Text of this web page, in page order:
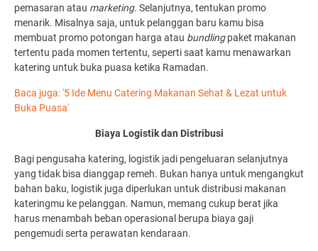
pemasaran atau marketing. Selanjutnya, tentukan promo
menarik. Misalnya saja, untuk pelanggan baru kamu bisa
membuat promo potongan harga atau bundlingpaket makanan
tertentu pada momen tertentu, seperti saat kamu menawarkan
katering untuk buka puasa ketika Ramadan.
Baca juga: '5 Ide Menu Catering Makanan Sehat & Lezat untuk
Buka Puasa'
Biaya Logistik dan Distribusi
Bagi pengusaha katering, logistik jadi pengeluaran selanjutnya
yang tidak bisa dianggap remeh. Bukan hanya untuk mengangkut
bahan baku, logistik juga diperlukan untuk distribusi makanan
kateringmu ke pelanggan. Namun, memang cukup berat jika
harus menambah beban operasional berupa biaya gaji
pengemudi serta perawatan kendaraan.